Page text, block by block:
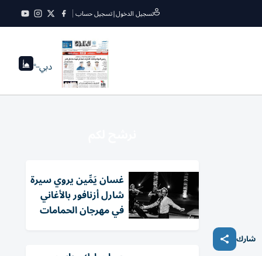
تسجيل الدخول|تسجيل حساب
دبي--°
شارك
غسان يَمِّين يروي سيرة
شارل أزنافور بالأغاني
في مهرجان الحمامات